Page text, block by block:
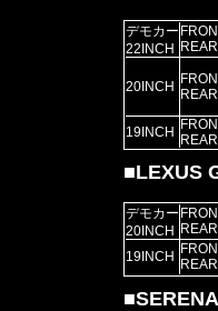
デモカー
22INCH
REAR
20INCH
REAR
19INCH
REAR
■LEXUS
デモカー
20INCH
REAR
19INCH
REAR